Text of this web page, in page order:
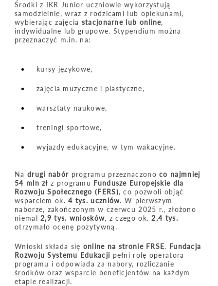
Środki z IKR Junior uczniowie wykorzystują
samodzielnie, wraz z rodzicami lub opiekunami,
wybierając zajęcia stacjonarne lub online,
indywidualne lub grupowe. Stypendium można
przeznaczyć m.in. na:
kursy językowe,
zajęcia muzyczne i plastyczne,
warsztaty naukowe,
treningi sportowe,
wyjazdy edukacyjne, w tym wakacyjne.
Na drugi nabór programu przeznaczonoco najmniej
54 mln zł z programu Fundusze Europejskie dla
Rozwoju Społecznego (FERS), co pozwoli objąć
wsparciem ok.4 tys. uczniów. W pierwszym
naborze, zakończonym w czerwcu 2025 r., złożono
niemal 2,9 tys. wniosków, z czego ok. 2,4 tys.
otrzymało ocenę pozytywną.
Wnioski składa się online na stronie FRSE. Fundacja
Rozwoju Systemu Edukacji pełni rolę operatora
programu i odpowiada za nabory, rozliczanie
środków oraz wsparcie beneficjentów na każdym
etapie realizacji.